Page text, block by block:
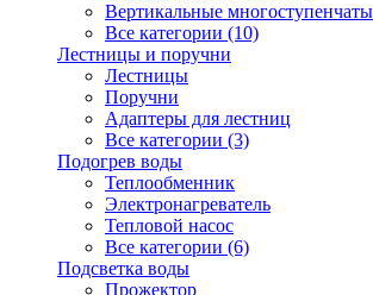
Вертикальные
Все категории (10)
Лестницы и поручни
Лестницы
Поручни
Адаптеры для лестниц
Все категории (3)
Подогрев воды
Теплообменник
Электронагреватель
Тепловой насос
Все категории (6)
Подсветка воды
Прожектор